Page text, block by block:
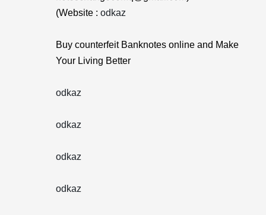
(Website : odkaz
Buy counterfeit Banknotes online and Make
Your Living Better
odkaz
odkaz
odkaz
odkaz